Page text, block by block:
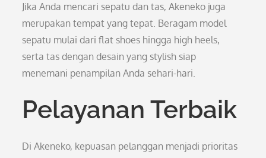
Jika Anda mencari sepatu dan tas, Akeneko juga
merupakan tempat yang tepat. Beragam model
sepatu mulai dari flat shoes hingga high heels,
serta tas dengan desain yang stylish siap
menemani penampilan Anda sehari-hari.
Pelayanan Terbaik
Di Akeneko, kepuasan pelanggan menjadi prioritas